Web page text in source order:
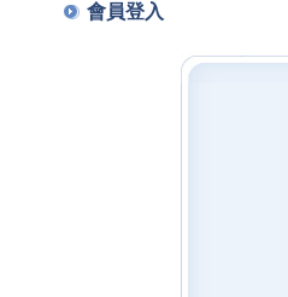
會員登入